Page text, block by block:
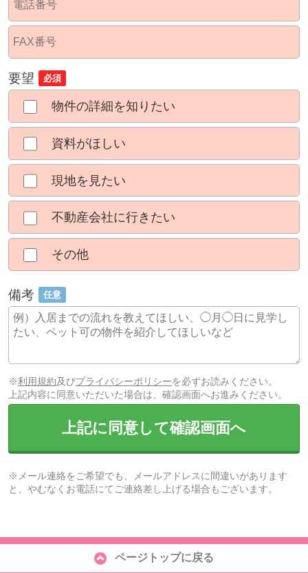
要望 必須
物件の詳細を知りたい
資料がほしい
現地を見たい
不動産会社に行きたい
その他
備考 任意
※利用規約及びプライバシーポリシーを必ずお読みください。
上記内容に同意いただいた場合は、確認画面へお進みください。
上記に同意して確認画面へ
※メール連絡をご希望でも、メールアドレスに間違いがあります
と、やむなくお電話にてご連絡差し上げる場合もございます。
ページトップに戻る